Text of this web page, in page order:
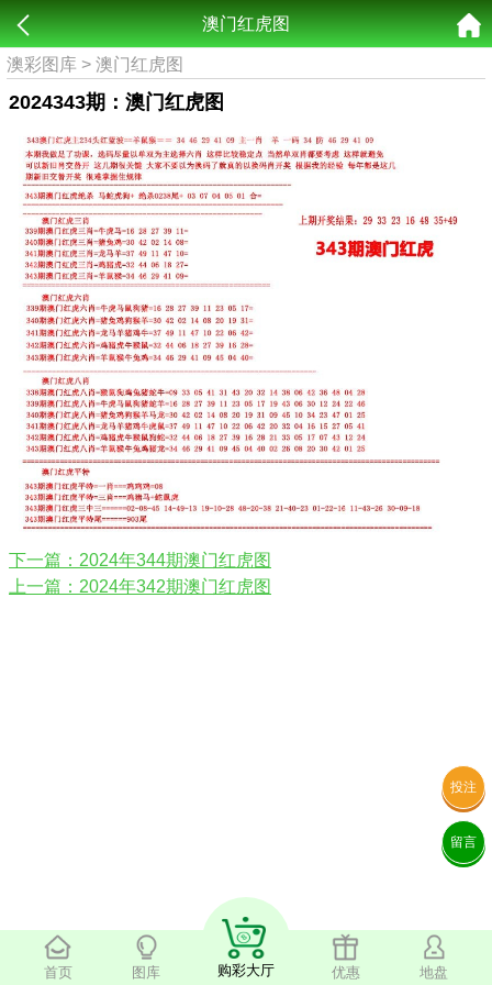
首页 图库 购彩大厅 优惠 地盘
投注
留言
澳门红虎图
澳彩图库 >澳门红虎图
2024343期：澳门红虎图
下一篇：2024年344期澳门红虎图
上一篇：2024年342期澳门红虎图